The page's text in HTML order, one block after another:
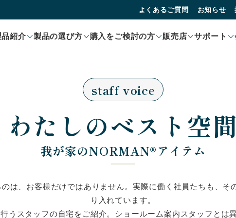
よくあるご質問 お知らせ
品紹介 製品の選び方 購入をご検討の方 販売店 サポート
staff voice
わたしのベスト空間
我が家のNORMAN®アイテム
は、お客様だけではありません。実際に働く社員たちも、そ
り入れています。
うスタッフの自宅をご紹介。ショールーム案内スタッフとは